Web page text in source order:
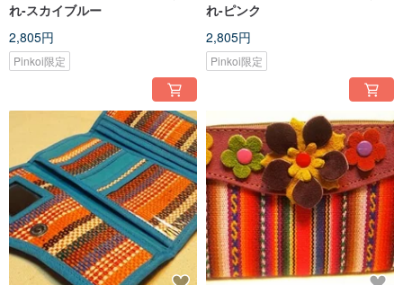
れ-スカイブルー
2,805円
Pinkoi限定
れ-ピンク
2,805円
Pinkoi限定